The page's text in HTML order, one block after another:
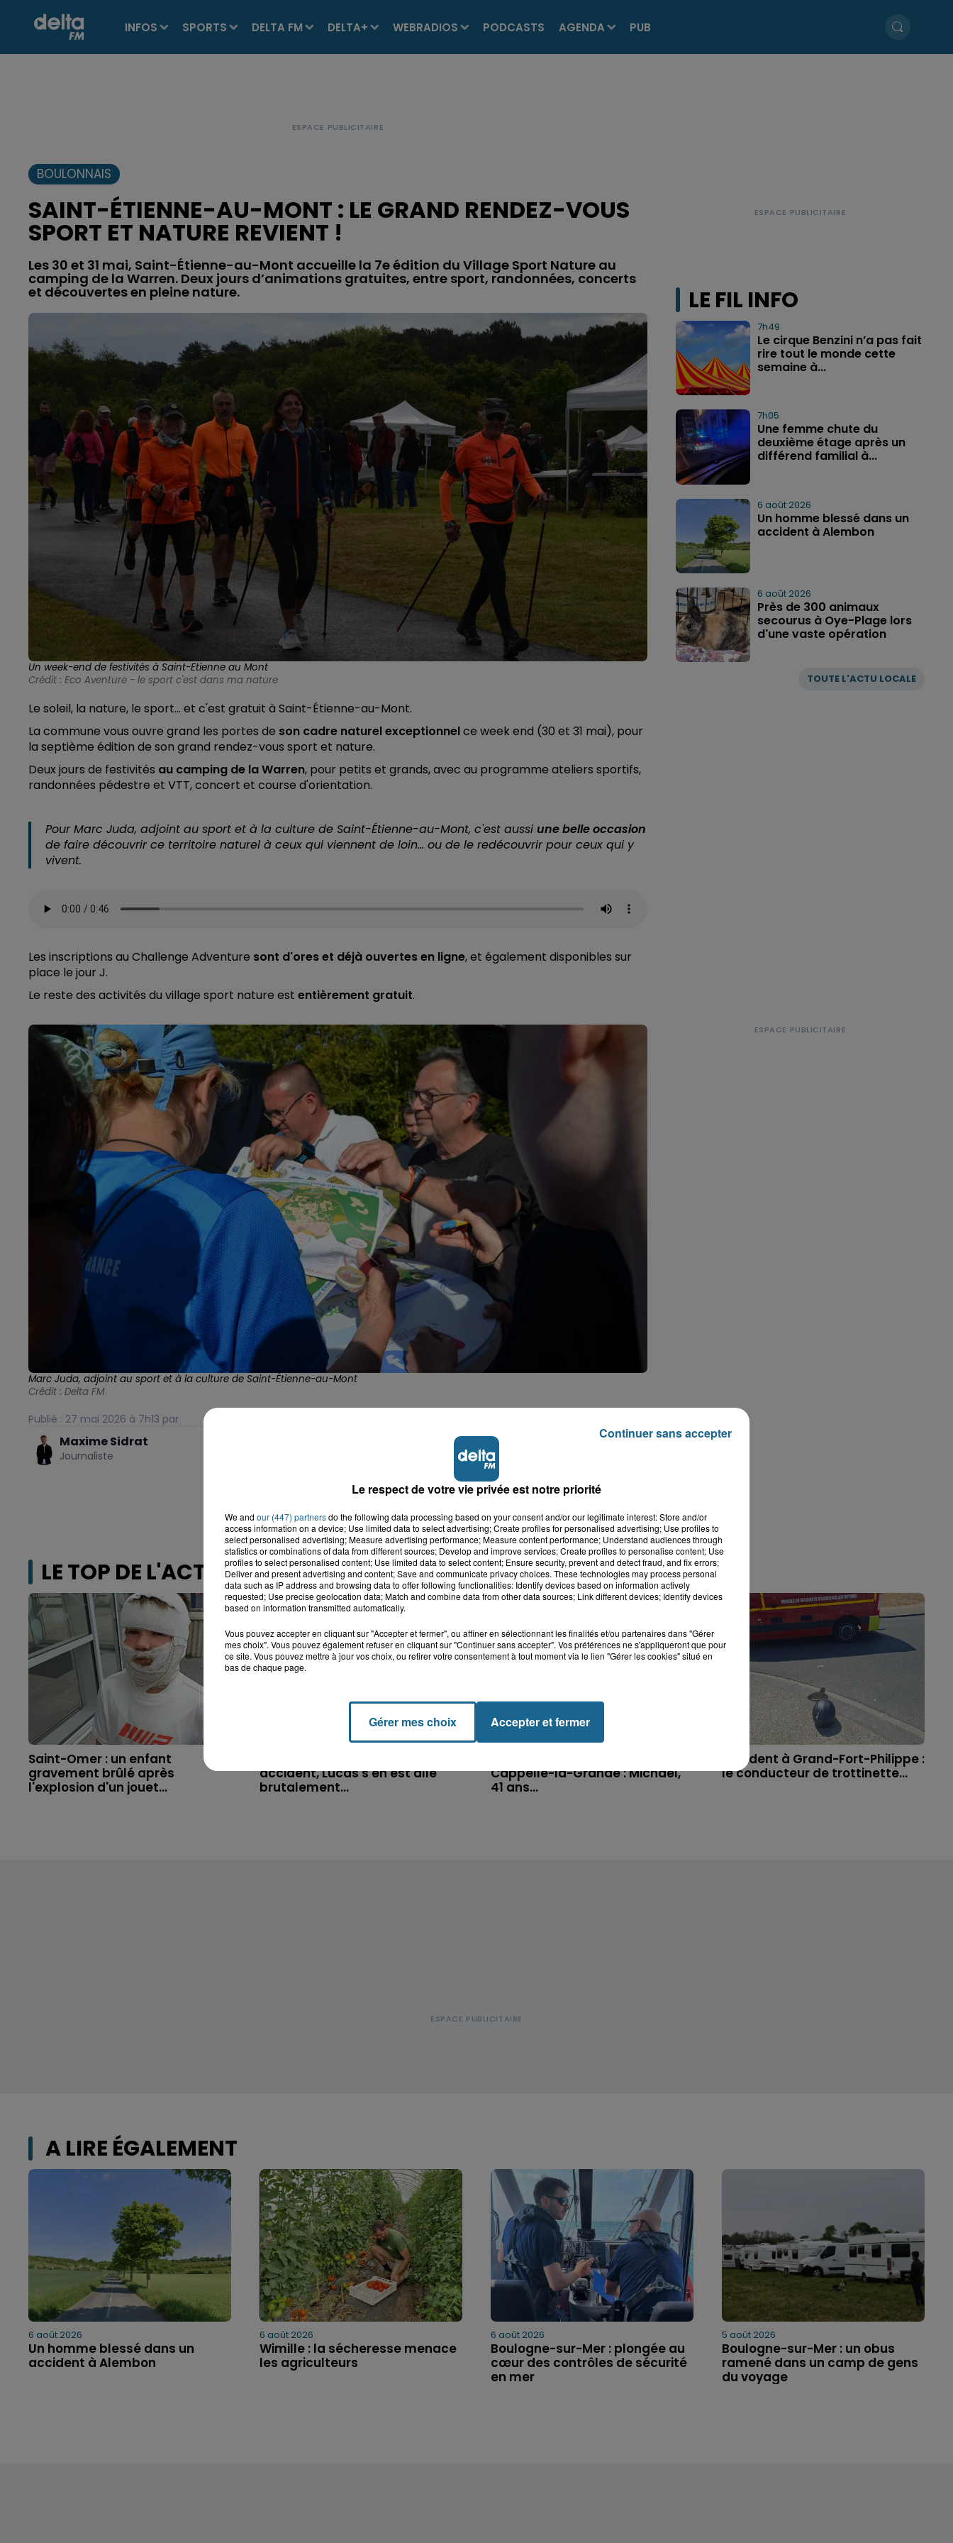
INFOS SPORTS DELTA FM DELTA+ WEBRADIOS PODCASTS AGENDA PUB
BOULONNAIS
SAINT-ÉTIENNE-AU-MONT : LE GRAND RENDEZ-VOUS
SPORT ET NATURE REVIENT !
Les 30 et 31 mai, Saint-Étienne-au-Mont accueille la 7e édition du Village Sport Nature au
camping de la Warren. Deux jours d’animations gratuites, entre sport, randonnées, concerts
et découvertes en pleine nature.
Un week-end de festivités à Saint-Etienne au Mont
Crédit : Eco Aventure - le sport c'est dans ma nature
Le soleil, la nature, le sport… et c'est gratuit à Saint-Étienne-au-Mont.
La commune vous ouvre grand les portes de son cadre naturel exceptionnelce week end (30 et 31 mai), pour
la septième édition de son grand rendez-vous sport et nature.
Deux jours de festivités au camping de la Warren, pour petits et grands, avec au programme ateliers sportifs,
randonnées pédestre et VTT, concert et course d'orientation.
Pour Marc Juda, adjoint au sport et à la culture de Saint-Étienne-au-Mont, c'est aussi une belle occasion
de faire découvrir ce territoire naturel à ceux qui viennent de loin… ou de le redécouvrir pour ceux qui y
vivent.
Les inscriptions au Challenge Adventure sont d'ores et déjà ouvertes en ligne, et également disponibles sur
place le jour J.
Le reste des activités du village sport nature est entièrement gratuit.
Marc Juda, adjoint au sport et à la culture de Saint-Étienne-au-Mont
Crédit : Delta FM
Publié : 27 mai 2026 à 7h13 par
Maxime Sidrat
Journaliste
LE FIL INFO
TOUTE L'ACTU LOCALE
7h49
Le cirque Benzini n’a pas fait
rire tout le monde cette
semaine à...
7h05
Une femme chute du
deuxième étage après un
différend familial à...
6 août 2026
Un homme blessé dans un
accident à Alembon
6 août 2026
Près de 300 animaux
secourus à Oye-Plage lors
d'une vaste opération
LE TOP DE L'ACTU
Saint-Omer : un enfant
gravement brûlé après
l'explosion d'un jouet...
accident, Lucas s'en est allé
brutalement...
Cappelle-la-Grande : Michael,
41 ans...
Accident à Grand-Fort-Philippe :
le conducteur de trottinette...
A LIRE ÉGALEMENT
6 août 2026
Un homme blessé dans un
accident à Alembon
6 août 2026
Wimille : la sécheresse menace
les agriculteurs
6 août 2026
Boulogne-sur-Mer : plongée au
cœur des contrôles de sécurité
en mer
5 août 2026
Boulogne-sur-Mer : un obus
ramené dans un camp de gens
du voyage
Le respect de votre vie privée est notre priorité
We and our (447) partnersdo the following data processing based on your consent and/or our legitimate interest: Store and/or
access information on a device; Use limited data to select advertising; Create profiles for personalised advertising; Use profiles to
select personalised advertising; Measure advertising performance; Measure content performance; Understand audiences through
statistics or combinations of data from different sources; Develop and improve services; Create profiles to personalise content; Use
profiles to select personalised content; Use limited data to select content; Ensure security, prevent and detect fraud, and fix errors;
Deliver and present advertising and content; Save and communicate privacy choices. These technologies may process personal
data such as IP address and browsing data to offer following functionalities: Identify devices based on information actively
requested; Use precise geolocation data; Match and combine data from other data sources; Link different devices; Identify devices
based on information transmitted automatically.
Vous pouvez accepter en cliquant sur "Accepter et fermer", ou affiner en sélectionnant les finalités et/ou partenaires dans "Gérer
mes choix". Vous pouvez également refuser en cliquant sur "Continuer sans accepter". Vos préférences ne s'appliqueront que pour
ce site. Vous pouvez mettre à jour vos choix, ou retirer votre consentement à tout moment via le lien "Gérer les cookies" situé en
bas de chaque page.
Gérer mes choix Accepter et fermer
Continuer sans accepter